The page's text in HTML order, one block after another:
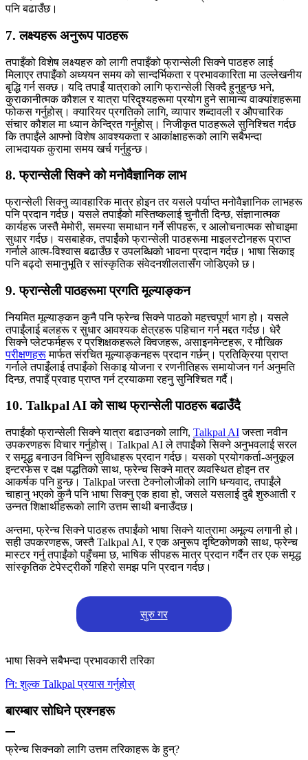
पनि बढाउँछ।
7. लक्ष्यहरू अनुरूप पाठहरू
तपाइँको विशेष लक्ष्यहरु को लागी तपाइँको फ्रान्सेली सिक्ने पाठहरु लाई
मिलाएर तपाइँको अध्ययन समय को सान्दर्भिकता र प्रभावकारिता मा उल्लेखनीय
बृद्धि गर्न सक्छ। यदि तपाइँ यात्राको लागि फ्रान्सेली सिक्दै हुनुहुन्छ भने,
कुराकानीत्मक कौशल र यात्रा परिदृश्यहरूमा प्रयोग हुने सामान्य वाक्यांशहरूमा
फोकस गर्नुहोस्। क्यारियर प्रगतिको लागि, व्यापार शब्दावली र औपचारिक
संचार कौशल मा ध्यान केन्द्रित गर्नुहोस्। निजीकृत पाठहरूले सुनिश्चित गर्दछ
कि तपाईंले आफ्नो विशेष आवश्यकता र आकांक्षाहरूको लागि सबैभन्दा
लाभदायक कुरामा समय खर्च गर्नुहुन्छ।
8. फ्रान्सेली सिक्ने को मनोवैज्ञानिक लाभ
फ्रान्सेली सिक्नु व्यावहारिक मात्र होइन तर यसले पर्याप्त मनोवैज्ञानिक लाभहरू
पनि प्रदान गर्दछ। यसले तपाईंको मस्तिष्कलाई चुनौती दिन्छ, संज्ञानात्मक
कार्यहरू जस्तै मेमोरी, समस्या समाधान गर्ने सीपहरू, र आलोचनात्मक सोचाइमा
सुधार गर्दछ। यसबाहेक, तपाईंको फ्रान्सेली पाठहरूमा माइलस्टोनहरू प्राप्त
गर्नाले आत्म-विश्वास बढाउँछ र उपलब्धिको भावना प्रदान गर्दछ। भाषा सिकाइ
पनि बढ्दो समानुभूति र सांस्कृतिक संवेदनशीलतासँग जोडिएको छ।
9. फ्रान्सेली पाठहरूमा प्रगति मूल्याङ्कन
नियमित मूल्याङ्कन कुनै पनि फ्रेन्च सिक्ने पाठको महत्त्वपूर्ण भाग हो। यसले
तपाईंलाई बलहरू र सुधार आवश्यक क्षेत्रहरू पहिचान गर्न मद्दत गर्दछ। धेरै
सिक्ने प्लेटफर्महरू र प्रशिक्षकहरूले क्विजहरू, असाइनमेन्टहरू, र मौखिक
परीक्षणहरूमार्फत संरचित मूल्याङ्कनहरू प्रदान गर्छन्। प्रतिक्रिया प्राप्त
गर्नाले तपाइँलाई तपाइँको सिकाइ योजना र रणनीतिहरू समायोजन गर्न अनुमति
दिन्छ, तपाइँ प्रवाह प्राप्त गर्न ट्रयाकमा रहनु सुनिश्चित गर्दै।
10. Talkpal AI को साथ फ्रान्सेली पाठहरू बढाउँदै
तपाईंको फ्रान्सेली सिक्ने यात्रा बढाउनको लागि, Talkpal AIजस्ता नवीन
उपकरणहरू विचार गर्नुहोस्। Talkpal AI ले तपाईंको सिक्ने अनुभवलाई सरल
र समृद्ध बनाउन विभिन्न सुविधाहरू प्रदान गर्दछ। यसको प्रयोगकर्ता-अनुकूल
इन्टरफेस र दक्ष पद्धतिको साथ, फ्रेन्च सिक्ने मात्र व्यवस्थित होइन तर
आकर्षक पनि हुन्छ। Talkpal जस्ता टेक्नोलोजीको लागि धन्यवाद, तपाईंले
चाहानु भएको कुनै पनि भाषा सिक्नु एक हावा हो, जसले यसलाई दुबै शुरुआती र
उन्नत शिक्षार्थीहरूको लागि उत्तम साथी बनाउँदछ।
अन्तमा, फ्रेन्च सिक्ने पाठहरू तपाईंको भाषा सिक्ने यात्रामा अमूल्य लगानी हो।
सही उपकरणहरू, जस्तै Talkpal AI, र एक अनुरूप दृष्टिकोणको साथ, फ्रेन्च
मास्टर गर्नु तपाईंको पहुँचमा छ, भाषिक सीपहरू मात्र प्रदान गर्दैन तर एक समृद्ध
सांस्कृतिक टेपेस्ट्रीको गहिरो समझ पनि प्रदान गर्दछ।
सुरु गर
भाषा सिक्ने सबैभन्दा प्रभावकारी तरिका
नि: शुल्क Talkpal प्रयास गर्नुहोस्
बारम्बार सोधिने प्रश्नहरू
फ्रेन्च सिक्नको लागि उत्तम तरिकाहरू के हुन्?